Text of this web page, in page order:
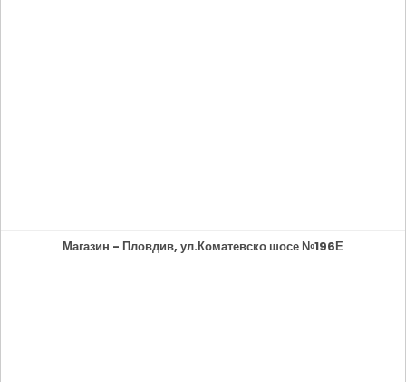
Магазин - Пловдив, ул.Коматевско шосе №196Е